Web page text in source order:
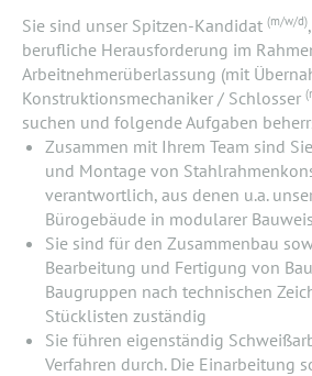
Sie sind unser Spitzen-Kandidat (m/w/d)
berufliche Herausforderung im
Arbeitnehmerüberlassung (mit
Konstruktionsmechaniker / Schlosser
suchen und folgende Aufgaben
Zusammen mit Ihrem Team sind
und Montage von
verantwortlich, aus denen u.a.
Bürogebäude in modularer
Sie sind für den Zusammenbau
Bearbeitung und Fertigung von
Baugruppen nach technischen
Stücklisten zuständig
Sie führen eigenständig
Verfahren durch. Die Einarbeitung